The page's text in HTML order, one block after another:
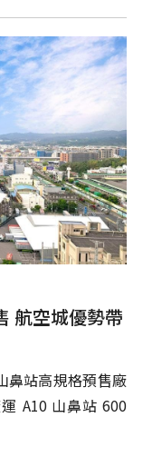
航空城優勢帶
鼻站高規格預售廠
A10 山鼻站 600